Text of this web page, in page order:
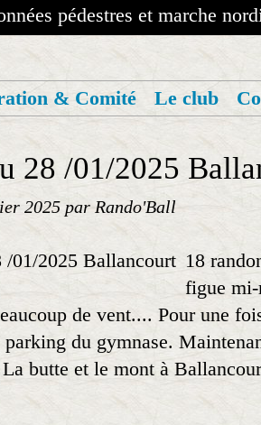
pédestres et marche
& Comité Le club
28 /01/2025
2025 par Rando'Ball
18
figue mi-
de vent.... Pour une
du gymnase.
butte et le mont à